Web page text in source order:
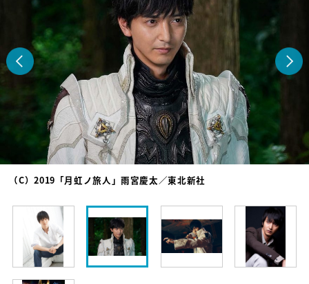
（C）2019「月虹ノ旅人」雨宮慶太／東北新社